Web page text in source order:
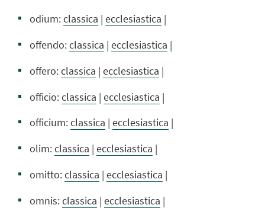
odium:classica | ecclesiastica |
offendo:classica | ecclesiastica |
offero:classica | ecclesiastica |
officio:classica | ecclesiastica |
officium:classica | ecclesiastica |
olim:classica | ecclesiastica |
omitto:classica | ecclesiastica |
omnis:classica | ecclesiastica |